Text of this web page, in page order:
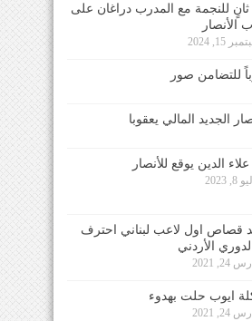
للنجمة مع المدرب دراغان على
الأنصار
15, 2024
للتضامن صور
الجديد المالي يعقوبا
الدين يوقع للأنصار
2023
قصاص اول لاعب لبناني احترف
الأردني
2021
ايوب حلت بهدوء
2021